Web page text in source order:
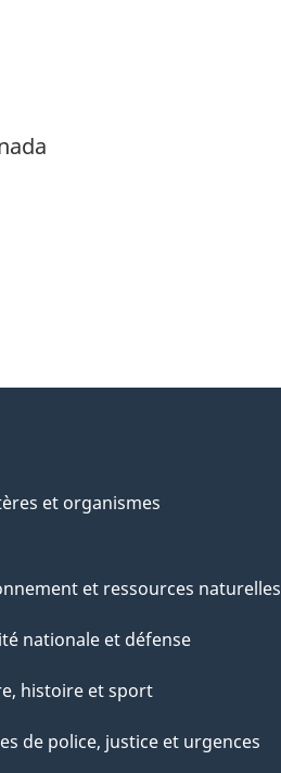
et organismes
et ressources naturelles
nationale et défense
histoire et sport
de police, justice et urgences